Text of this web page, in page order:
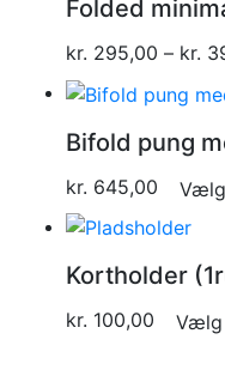
Folded
kr. 295,00 – kr.
Bifold pung
kr. 645,00
Kortholder
kr. 100,00 Vælg